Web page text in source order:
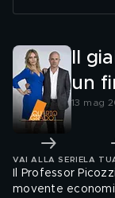
Il
un
13 mag
VAI ALLA SERIE LA
Il Professor
movente